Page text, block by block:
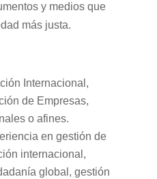
y medios que
más justa.
Internacional,
de Empresas,
o afines.
en gestión de
internacional,
global, gestión